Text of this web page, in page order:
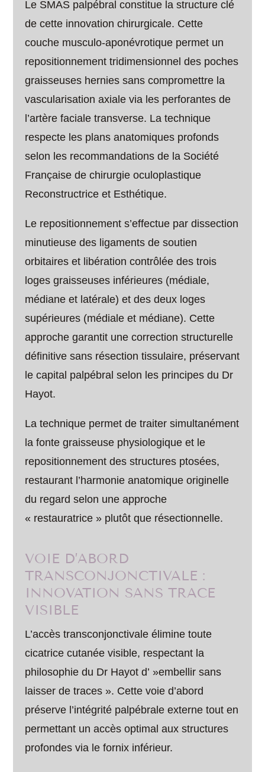
Le SMAS palpébral constitue la structure clé
de cette innovation chirurgicale. Cette
couche musculo-aponévrotique permet un
repositionnement tridimensionnel des poches
graisseuses hernies sans compromettre la
vascularisation axiale via les perforantes de
l’artère faciale transverse. La technique
respecte les plans anatomiques profonds
selon les recommandations de la Société
Française de chirurgie oculoplastique
Reconstructrice et Esthétique.
Le repositionnement s’effectue par dissection
minutieuse des ligaments de soutien
orbitaires et libération contrôlée des trois
loges graisseuses inférieures (médiale,
médiane et latérale) et des deux loges
supérieures (médiale et médiane). Cette
approche garantit une correction structurelle
définitive sans résection tissulaire, préservant
le capital palpébral selon les principes du Dr
Hayot.
La technique permet de traiter simultanément
la fonte graisseuse physiologique et le
repositionnement des structures ptosées,
restaurant l’harmonie anatomique originelle
du regard selon une approche
« restauratrice » plutôt que résectionnelle.
VOIE D’ABORD
TRANSCONJONCTIVALE :
INNOVATION SANS TRACE
VISIBLE
L’accès transconjonctivale élimine toute
cicatrice cutanée visible, respectant la
philosophie du Dr Hayot d’ »embellir sans
laisser de traces ». Cette voie d’abord
préserve l’intégrité palpébrale externe tout en
permettant un accès optimal aux structures
profondes via le fornix inférieur.